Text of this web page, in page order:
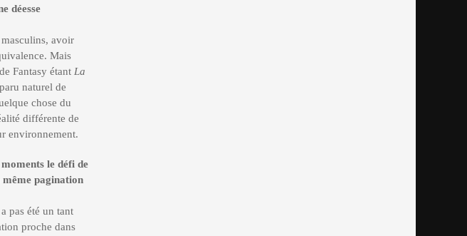
déesse
avoir
Mais
Fantasy étant La
naturel de
chose du
différente de
environnement.
le défi de
même pagination
pas été un tant
proche dans